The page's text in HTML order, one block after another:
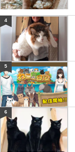
4
5
6